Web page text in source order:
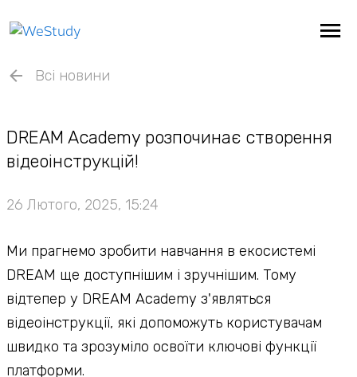
Всі новини
DREAM Academy розпочинає створення
відеоінструкцій!
26 Лютого, 2025, 15:24
Ми прагнемо зробити навчання в екосистемі
DREAM ще доступнішим і зручнішим. Тому
відтепер у DREAM Academy з'являться
відеоінструкції, які допоможуть користувачам
швидко та зрозуміло освоїти ключові функції
платформи.